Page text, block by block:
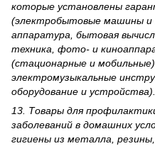
которые установлены
(электробытовые машины и
аппаратура, бытовая
техника, фото- и
(стационарные и
электрому­зыкальные
оборудование и устройства).
13. Товары для
заболеваний в домашних
гигиены из металла,